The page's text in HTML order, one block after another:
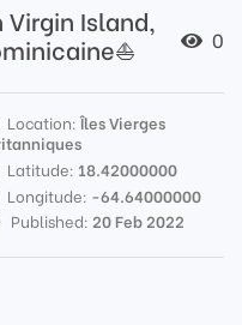
Virgin Island,
0
Location:Îles Vierges
Latitude: 18.42000000
Longitude: -64.64000000
Published: 20 Feb 2022